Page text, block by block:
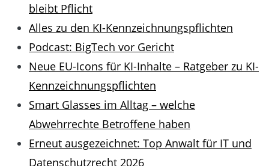
bleibt Pflicht
Alles zu den KI-Kennzeichnungspflichten
Podcast: BigTech vor Gericht
Neue EU-Icons für KI-Inhalte – Ratgeber zu KI-
Kennzeichnungspflichten
Smart Glasses im Alltag – welche
Abwehrrechte Betroffene haben
Erneut ausgezeichnet: Top Anwalt für IT und
Datenschutzrecht 2026